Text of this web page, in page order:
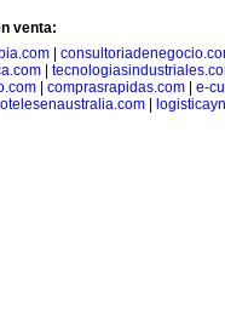
venta:
|
|
comprasrapidas.com
e-
|